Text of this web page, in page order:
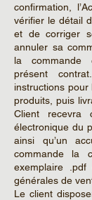
confirmation,
vérifier le détail
et de corriger
annuler sa
la commande
présent
instructions
produits, puis
Client recevra
électronique du
ainsi qu’un
commande la
exemplaire .pdf
générales de
Le client